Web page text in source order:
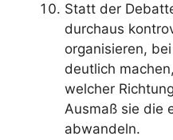
Statt der
durchaus
organisieren,
deutlich
welcher
Ausmaß sie die
abwandeln.